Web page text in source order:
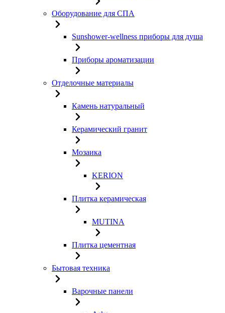
Оборудование для СПА
Sunshower-wellness приборы для душа
Приборы ароматизации
Отделочные материалы
Камень натуральный
Керамический гранит
Мозаика
KERION
Плитка керамическая
MUTINA
Плитка цементная
Бытовая техника
Варочные панели